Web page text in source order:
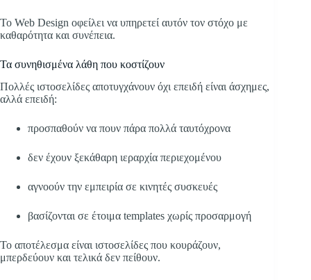
Το Web Design οφείλει να υπηρετεί αυτόν τον στόχο με
καθαρότητα και συνέπεια.
Τα συνηθισμένα λάθη που κοστίζουν
Πολλές ιστοσελίδες αποτυγχάνουν όχι επειδή είναι άσχημες,
αλλά επειδή:
προσπαθούν να πουν πάρα πολλά ταυτόχρονα
δεν έχουν ξεκάθαρη ιεραρχία περιεχομένου
αγνοούν την εμπειρία σε κινητές συσκευές
βασίζονται σε έτοιμα templates χωρίς προσαρμογή
Το αποτέλεσμα είναι ιστοσελίδες που κουράζουν,
μπερδεύουν και τελικά δεν πείθουν.